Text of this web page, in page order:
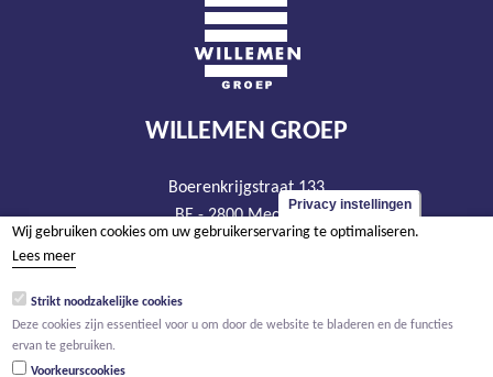
WILLEMEN GROEP
Boerenkrijgstraat 133
BE - 2800 Mechelen
tel +32 15 569 965
BTW BE 0466.256.432
Privacy instellingen
Wij gebruiken cookies om uw gebruikerservaring te optimaliseren.
Lees meer
Strikt noodzakelijke cookies
Deze cookies zijn essentieel voor u om door de website te bladeren en de functies
ervan te gebruiken.
Voorkeurscookies